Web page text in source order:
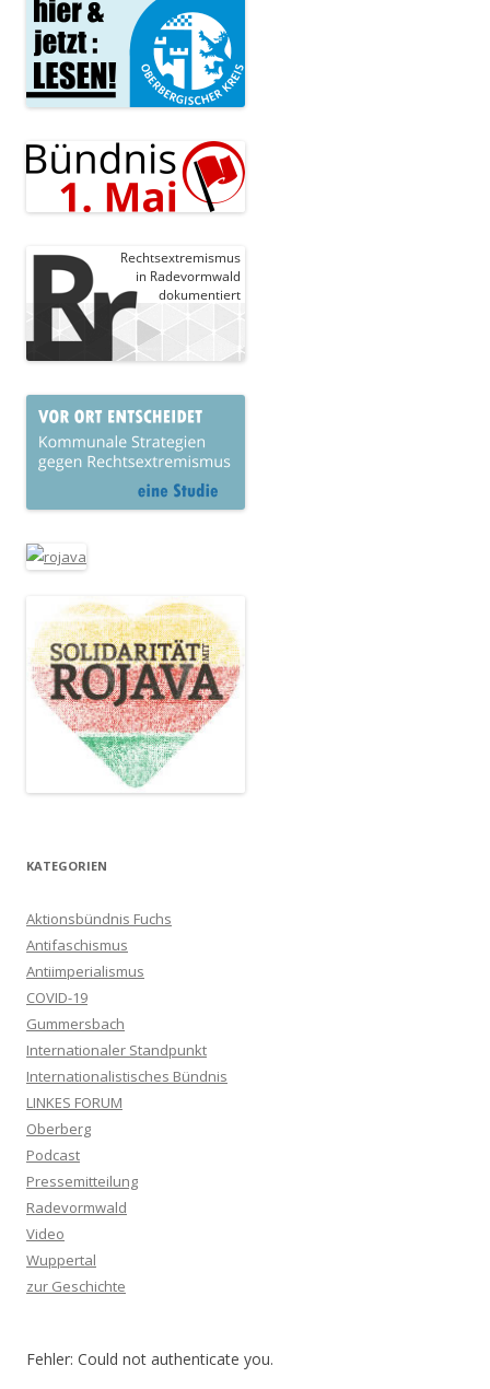
KATEGORIEN
Aktionsbündnis Fuchs
Antifaschismus
Antiimperialismus
COVID-19
Gummersbach
Internationaler Standpunkt
Internationalistisches Bündnis
LINKES FORUM
Oberberg
Podcast
Pressemitteilung
Radevormwald
Video
Wuppertal
zur Geschichte
Fehler: Could not authenticate you.